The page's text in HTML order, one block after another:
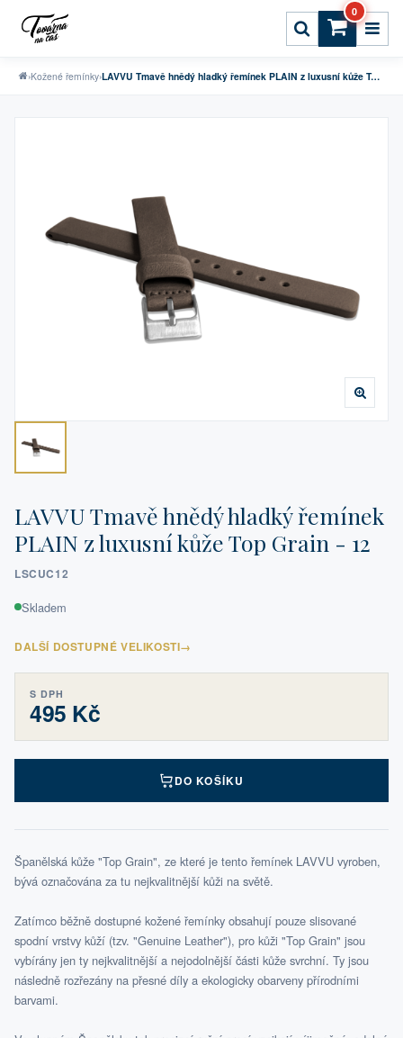
0
›Kožené řemínky› LAVVU Tmavě hnědý hladký řemínek PLAIN z luxusní kůže Top Grain - 12
LAVVU Tmavě hnědý hladký řemínek
PLAIN z luxusní kůže Top Grain - 12
LSCUC12
Skladem
DALŠÍ DOSTUPNÉ VELIKOSTI→
S DPH
495 Kč
DO KOŠÍKU
Španělská kůže "Top Grain", ze které je tento řemínek LAVVU vyroben,
bývá označována za tu nejkvalitnější kůži na světě.
Zatímco běžně dostupné kožené řemínky obsahují pouze slisované
spodní vrstvy kůží (tzv. "Genuine Leather"), pro kůži "Top Grain" jsou
vybírány jen ty nejkvalitnější a nejodolnější části kůže svrchní. Ty jsou
následně rozřezány na přesné díly a ekologicky obarveny přírodními
barvami.